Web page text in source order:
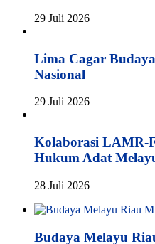
29 Juli 2026
Lima Cagar
Nasional
29 Juli 2026
Kolaborasi LAMR-
Hukum Adat
28 Juli 2026
Budaya Melayu